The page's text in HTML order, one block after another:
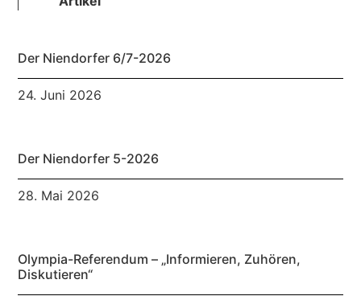
Der Niendorfer 6/7-2026
24. Juni 2026
Der Niendorfer 5-2026
28. Mai 2026
Olympia-Referendum – „Informieren, Zuhören,
Diskutieren“